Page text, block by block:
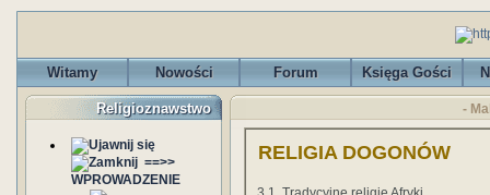
Witamy Nowości Forum Księga Gości
Religioznawstwo
==>>
WPROWADZENIE
-
RELIGIA DOGONÓW